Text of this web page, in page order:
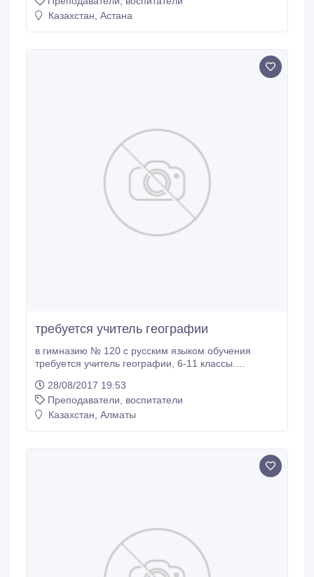
Казахстан, Астана
требуется учитель географии
в гимназию № 120 с русским языком обучения
требуется учитель географии, 6-11 классы.
Наурызбай батыра телефон +7 (727) 272-24-12, +7
(727) 272-20-38.
28/08/2017 19:53
Преподаватели, воспитатели
Казахстан, Алматы